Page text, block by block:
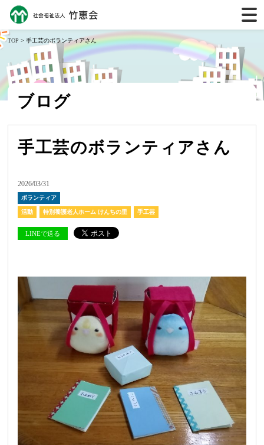
TOP > 手工芸のボランティアさん
ブログ
手工芸のボランティアさん
2026/03/31
ボランティア
活動 特別養護老人ホーム けんちの里 手工芸
LINEで送る